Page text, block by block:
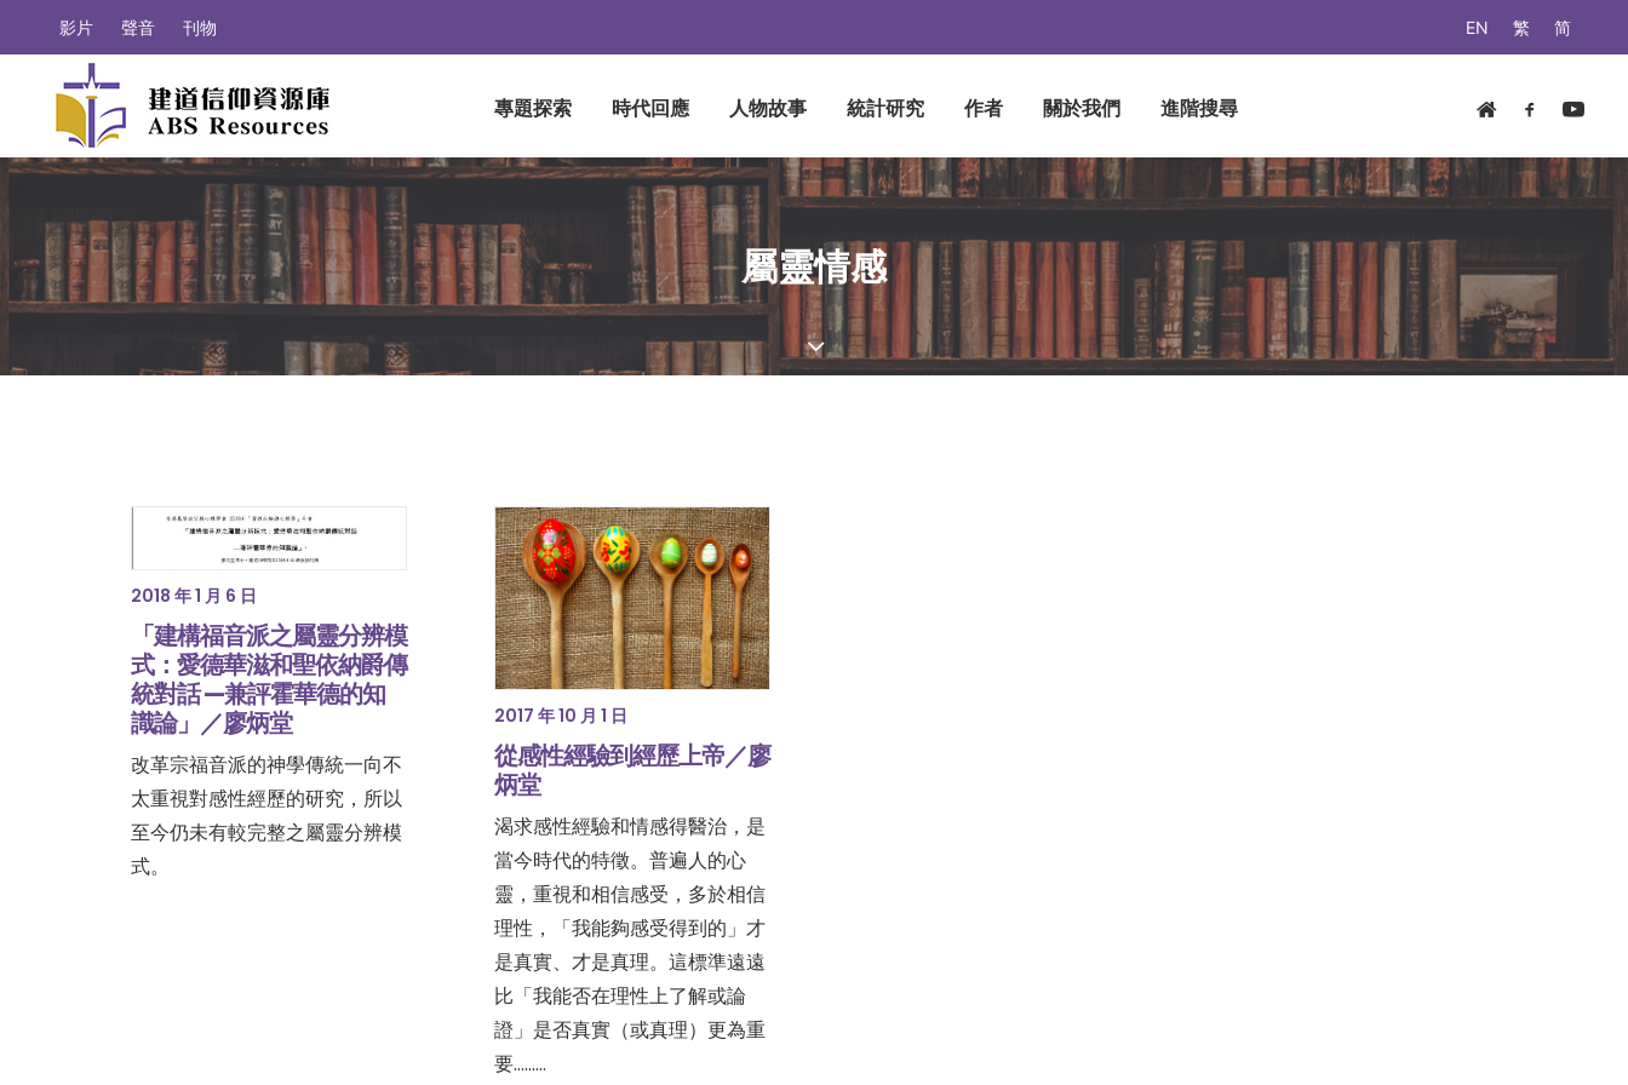
EN 繁 简
影片 聲音 刊物
專題探索 時代回應 人物故事 統計研究 作者 關於我們 進階搜尋
屬靈情感
2018 年 1 月 6 日
「建構福音派之屬靈分辨模
式：愛德華滋和聖依納爵傳
統對話 —兼評霍華德的知
識論」／廖炳堂
改革宗福音派的神學傳統一向不
太重視對感性經歷的研究，所以
至今仍未有較完整之屬靈分辨模
式。
2017 年 10 月 1 日
從感性經驗到經歷上帝／廖
炳堂
渴求感性經驗和情感得醫治，是
當今時代的特徵。普遍人的心
靈，重視和相信感受，多於相信
理性，「我能夠感受得到的」才
是真實、才是真理。這標準遠遠
比「我能否在理性上了解或論
證」是否真實（或真理）更為重
要......…